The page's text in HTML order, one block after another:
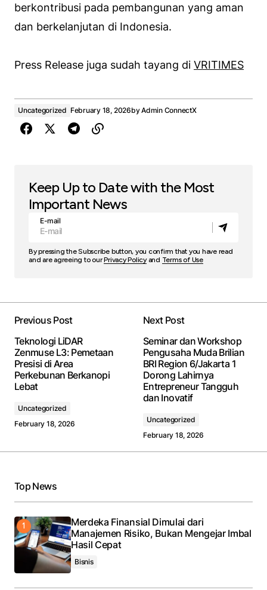
berkontribusi pada pembangunan yang aman
dan berkelanjutan di Indonesia.
Press Release juga sudah tayang di VRITIMES
Uncategorized February 18, 2026byAdmin ConnectX
Keep Up to Date with the Most
Important News
E-mail
By pressing the Subscribe button, you confirm that you have read
and are agreeing to ourPrivacy Policyand Terms of Use
Previous Post
Teknologi LiDAR
Zenmuse L3: Pemetaan
Presisi di Area
Perkebunan Berkanopi
Lebat
Uncategorized
February 18, 2026
Next Post
Seminar dan Workshop
Pengusaha Muda Brilian
BRI Region 6/Jakarta 1
Dorong Lahirnya
Entrepreneur Tangguh
dan Inovatif
Uncategorized
February 18, 2026
Top News
Merdeka Finansial Dimulai dari
Manajemen Risiko, Bukan Mengejar Imbal
Hasil Cepat
Bisnis